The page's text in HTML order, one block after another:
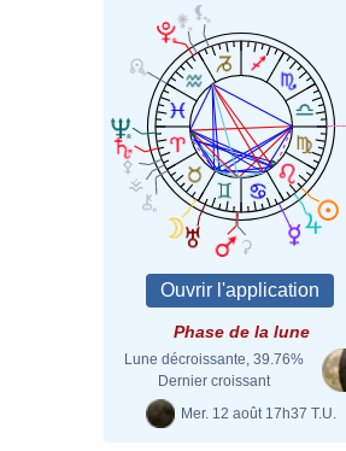
Phase de la lune
Lune décroissante, 39.76%
Dernier croissant
Mer. 12 août 17h37 T.U.